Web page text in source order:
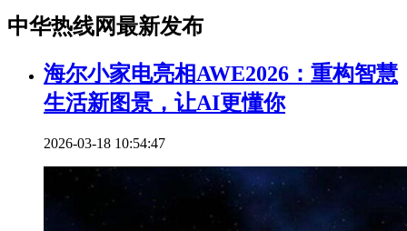
中华热线网最新发布
海尔小家电亮相AWE2026：重构智慧
生活新图景，让AI更懂你
2026-03-18 10:54:47